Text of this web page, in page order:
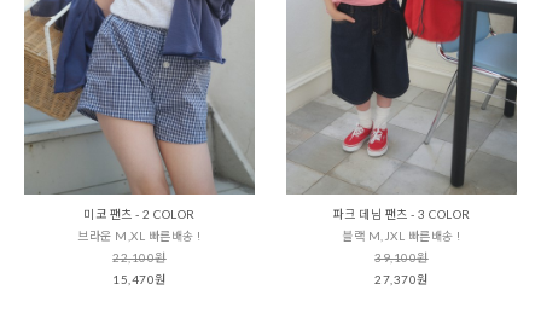
미코 팬츠 - 2 COLOR
브라운 M,XL 빠른배송 !
22,100원
15,470원
파크 데님 팬츠 - 3 COLOR
블랙 M,JXL 빠른배송 !
39,100원
27,370원